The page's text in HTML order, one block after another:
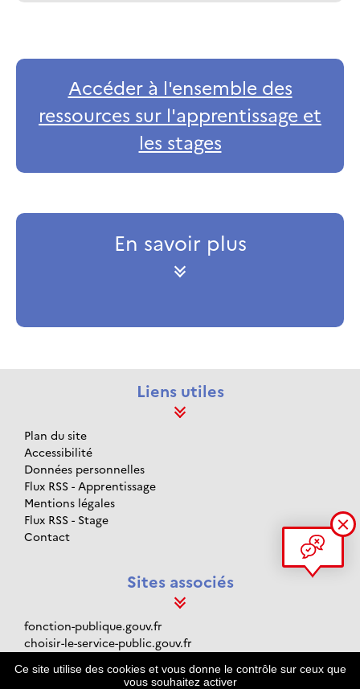
Ce site utilise des cookies et vous donne le contrôle sur ceux que
vous souhaitez activer
Accéder à l'ensemble des
ressources sur l'apprentissage et
les stages
En savoir plus
Liens utiles
Plan du site
Accessibilité
Données personnelles
Flux RSS - Apprentissage
Mentions légales
Flux RSS - Stage
Contact
Sites associés
fonction-publique.gouv.fr
choisir-le-service-public.gouv.fr
gouvernement.fr